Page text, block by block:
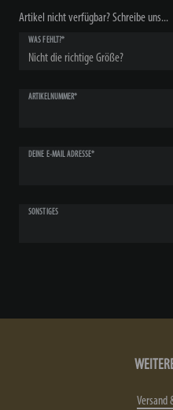
Artikel nicht verfügbar? Schreibe uns...
WAS FEHLT?*
ARTIKELNUMMER*
DEINE E-MAIL ADRESSE*
SONSTIGES
Versand